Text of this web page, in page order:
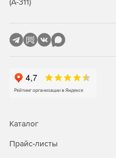
Каталог
Прайс-листы